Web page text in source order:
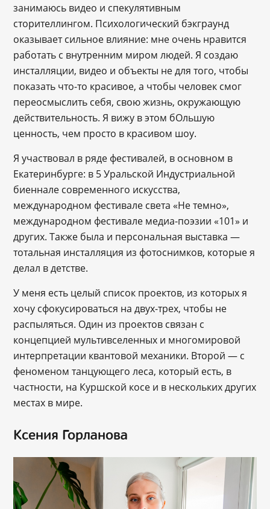
занимаюсь видео и спекулятивным
сторителлингом. Психологический бэкграунд
оказывает сильное влияние: мне очень нравится
работать с внутренним миром людей. Я создаю
инсталляции, видео и объекты не для того, чтобы
показать что-то красивое, а чтобы человек смог
переосмыслить себя, свою жизнь, окружающую
действительность. Я вижу в этом бОльшую
ценность, чем просто в красивом шоу.
Я участвовал в ряде фестивалей, в основном в
Екатеринбурге: в 5 Уральской Индустриальной
биеннале современного искусства,
международном фестивале света «Не темно»,
международном фестивале медиа-поэзии «101» и
других. Также была и персональная выставка —
тотальная инсталляция из фотоснимков, которые я
делал в детстве.
У меня есть целый список проектов, из которых я
хочу сфокусироваться на двух-трех, чтобы не
распыляться. Один из проектов связан с
концепцией мультивселенных и многомировой
интерпретации квантовой механики. Второй — с
феноменом танцующего леса, который есть, в
частности, на Куршской косе и в нескольких других
местах в мире.
Ксения Горланова